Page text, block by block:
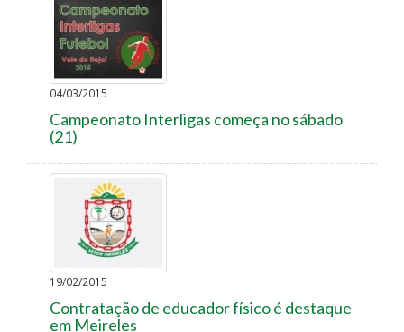
04/03/2015
Campeonato Interligas começa no sábado
(21)
19/02/2015
Contratação de educador físico é destaque
em Meireles